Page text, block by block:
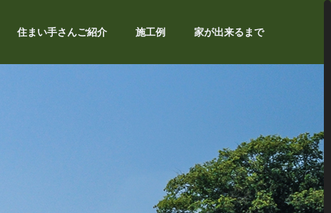
住まい手さんご紹介 施工例 家が出来るまで